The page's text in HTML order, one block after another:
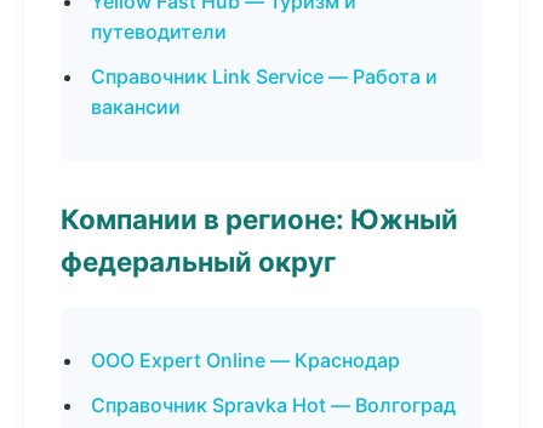
путеводители
Справочник Link Service — Работа и
вакансии
Компании в регионе: Южный
федеральный округ
ООО Expert Online — Краснодар
Справочник Spravka Hot — Волгоград